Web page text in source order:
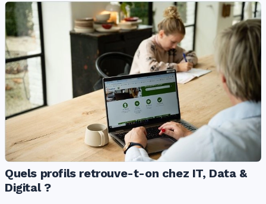
Quels profils retrouve-t-on chez IT, Data &
Digital ?